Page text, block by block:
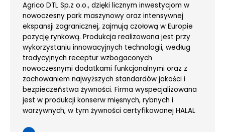
Agrico DTL Sp.z o.o., dzięki licznym inwestycjom w
nowoczesny park maszynowy oraz intensywnej
ekspansji zagranicznej, zajmują czołową w Europie
pozycję rynkową. Produkcja realizowana jest przy
wykorzystaniu innowacyjnych technologii, według
tradycyjnych receptur wzbogaconych
nowoczesnymi dodatkami funkcjonalnymi oraz z
zachowaniem najwyższych standardów jakości i
bezpieczeństwa żywności. Firma wyspecjalizowana
jest w produkcji konserw mięsnych, rybnych i
warzywnych, w tym żywności certyfikowanej HALAL